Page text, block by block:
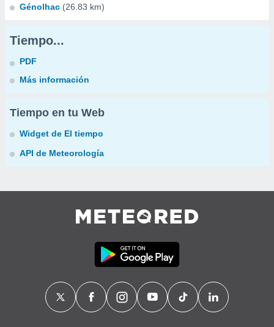
Génolhac (26.83 km)
Tiempo...
PDF
Más información
Tiempo en tu Web
Widget de El tiempo
API de Meteorología